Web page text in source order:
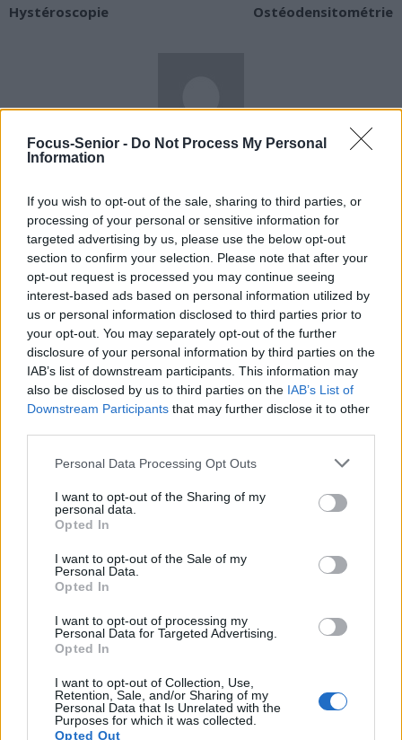
Focus-Senior - Do Not Process My Personal
Information
If you wish to opt-out of the sale, sharing to third parties, or
processing of your personal or sensitive information for
targeted advertising by us, please use the below opt-out
section to confirm your selection. Please note that after your
opt-out request is processed you may continue seeing
interest-based ads based on personal information utilized by
us or personal information disclosed to third parties prior to
your opt-out. You may separately opt-out of the further
disclosure of your personal information by third parties on the
IAB’s list of downstream participants. This information may
also be disclosed by us to third parties on the IAB’s List of
Downstream Participants that may further disclose it to other
Personal Data Processing Opt Outs
I want to opt-out of the Sharing of my
personal data.
Opted In
I want to opt-out of the Sale of my
Personal Data.
Opted In
I want to opt-out of processing my
Personal Data for Targeted Advertising.
Opted In
I want to opt-out of Collection, Use,
Retention, Sale, and/or Sharing of my
Personal Data that Is Unrelated with the
Purposes for which it was collected.
Opted Out
Hystéroscopie Ostéodensitométrie
RELATED ARTICLES MORE FROM AUTHOR
Sieste après 65 ans : la
clé pour préserver votre
cerveau ou le mettre en
danger
Ménopause et
problèmes urinaires : le
sous-vêtements à
découvrir
Santé
Ménopause précoce : le
risque accru
d’hypertension à ne pas
ignorer
Popular Posts
Retraite : évitez ces pièges pour profiter pleinement de votre
60 % des Français vont être touchés par ce trouble de la vision
4 nuits de sommeil trop courtes suffisent à vous faire prendre
du poids
27 septembre 2019
Mémoire : 8 aliments qui l’abîment